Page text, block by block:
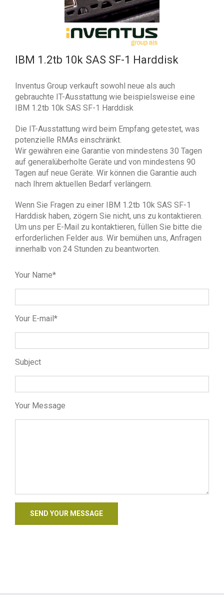
IBM 1.2tb 10k SAS SF-1 Harddisk
Inventus Group verkauft sowohl neue als auch
gebrauchte IT-Ausstattung wie beispielsweise eine
IBM 1.2tb 10k SAS SF-1 Harddisk
Die IT-Ausstattung wird beim Empfang getestet, was
potenzielle RMAs einschränkt.
Wir gewähren eine Garantie von mindestens 30 Tagen
auf generalüberholte Geräte und von mindestens 90
Tagen auf neue Geräte. Wir können die Garantie auch
nach Ihrem aktuellen Bedarf verlängern.
Wenn Sie Fragen zu einer IBM 1.2tb 10k SAS SF-1
Harddisk haben, zögern Sie nicht, uns zu kontaktieren.
Um uns per E-Mail zu kontaktieren, füllen Sie bitte die
erforderlichen Felder aus. Wir bemühen uns, Anfragen
innerhalb von 24 Stunden zu beantworten.
Your Name*
Your E-mail*
Subject
Your Message